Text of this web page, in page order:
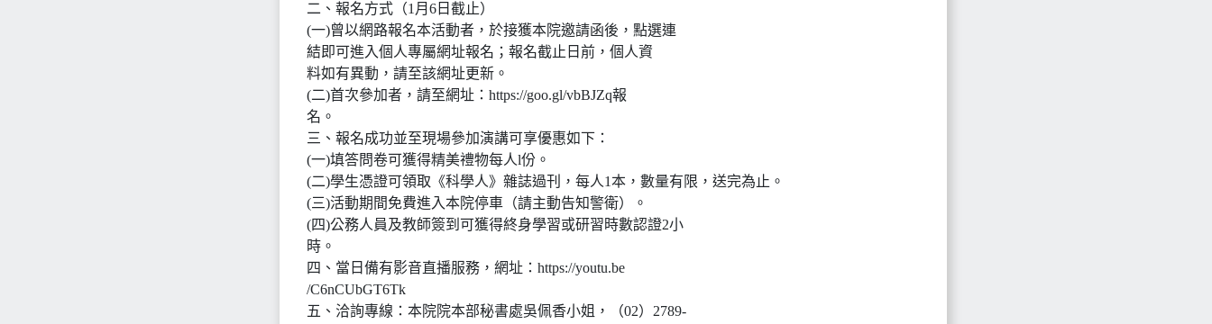
二、報名方式（1月6日截止）
(一)曾以網路報名本活動者，於接獲本院邀請函後，點選連
結即可進入個人專屬網址報名；報名截止日前，個人資
料如有異動，請至該網址更新。
(二)首次參加者，請至網址：https://goo.gl/vbBJZq報
名。
三、報名成功並至現場參加演講可享優惠如下：
(一)填答問卷可獲得精美禮物每人l份。
(二)學生憑證可領取《科學人》雜誌過刊，每人1本，數量有限，送完為止。
(三)活動期間免費進入本院停車（請主動告知警衛）。
(四)公務人員及教師簽到可獲得終身學習或研習時數認證2小
時。
四、當日備有影音直播服務，網址：https://youtu.be
/C6nCUbGT6Tk
五、洽詢專線：本院院本部秘書處吳佩香小姐，（02）2789-